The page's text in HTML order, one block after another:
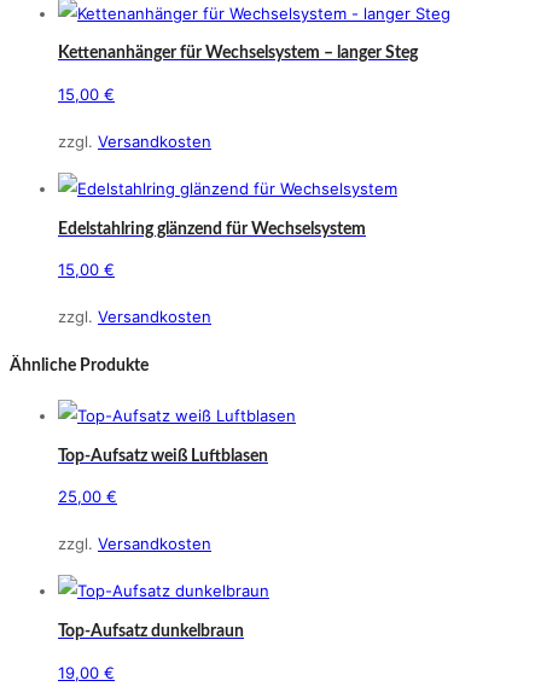
weist
mehrere
auf.
Die
Optionen
können
auf
der
gewählt
werden
Kettenanhänger für Wechselsystem – langer Steg
15,00 €
zzgl. Versandkosten
Edelstahlring glänzend für Wechselsystem
15,00 €
Produkt
weist
Varianten
auf.
Die
können
auf
Produktseite
gewählt
zzgl. Versandkosten
Ähnliche Produkte
Top-Aufsatz weiß Luftblasen
25,00 €
zzgl. Versandkosten
Top-Aufsatz dunkelbraun
19,00 €